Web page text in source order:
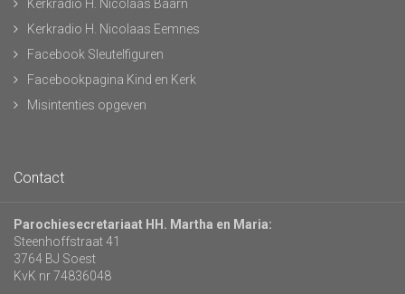
Kerkradio H. Nicolaas Baarn
Kerkradio H. Nicolaas Eemnes
Facebook Sleutelfiguren
Facebookpagina Kind en Kerk
Misintenties opgeven
Contact
Parochiesecretariaat HH. Martha en Maria:
Steenhoffstraat 41
3764 BJ Soest
KvK nr 74836048